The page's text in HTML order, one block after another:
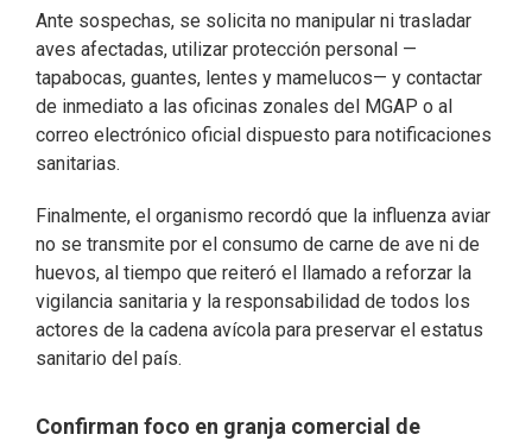
Ante sospechas, se solicita no manipular ni trasladar
aves afectadas, utilizar protección personal —
tapabocas, guantes, lentes y mamelucos— y contactar
de inmediato a las oficinas zonales del MGAP o al
correo electrónico oficial dispuesto para notificaciones
sanitarias.
Finalmente, el organismo recordó que la influenza aviar
no se transmite por el consumo de carne de ave ni de
huevos, al tiempo que reiteró el llamado a reforzar la
vigilancia sanitaria y la responsabilidad de todos los
actores de la cadena avícola para preservar el estatus
sanitario del país.
Confirman foco en granja comercial de